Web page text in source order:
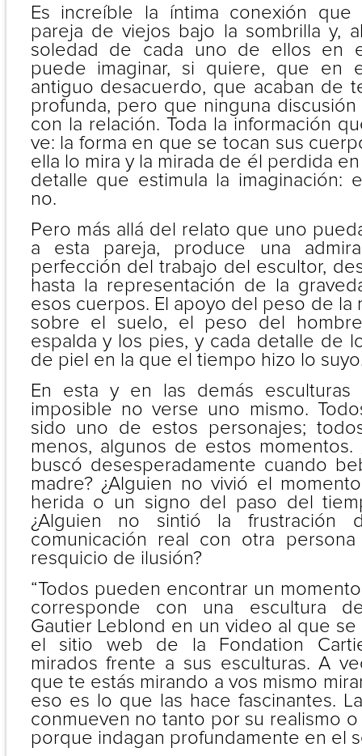
Es increíble la íntima conexión
pareja de viejos bajo la sombrilla y,
soledad de cada uno de ellos en
puede imaginar, si quiere, que en
antiguo desacuerdo, que acaban de
profunda, pero que ninguna
con la relación. Toda la información
ve: la forma en que se tocan sus
ella lo mira y la mirada de él perdida
detalle que estimula la imaginación:
no.
Pero más allá del relato que uno
a esta pareja, produce una
perfección del trabajo del escultor,
hasta la representación de la
esos cuerpos. El apoyo del peso de la
sobre el suelo, el peso del
espalda y los pies, y cada detalle de
de piel en la que el tiempo hizo lo
En esta y en las demás
imposible no verse uno mismo.
sido uno de estos personajes;
menos, algunos de estos momentos.
buscó desesperadamente cuando
madre? ¿Alguien no vivió el
herida o un signo del paso del
¿Alguien no sintió la frustración
comunicación real con otra
resquicio de ilusión?
“Todos pueden encontrar un
corresponde con una escultura
Gautier Leblond en un video al que
el sitio web de la Fondation
mirados frente a sus esculturas. A
que te estás mirando a vos mismo
eso es lo que las hace fascinantes.
conmueven no tanto por su realismo
porque indagan profundamente en el